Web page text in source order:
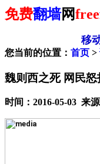
免费翻墙网free
移
您当前的位置： 首页 >
魏则西之死 网民怒
时间：2016-05-03 来